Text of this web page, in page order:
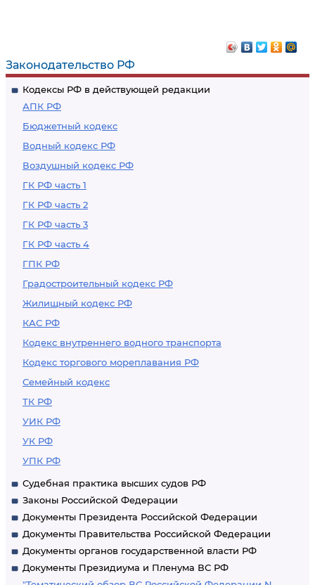
Законодательство РФ
Кодексы РФ в действующей редакции
АПК РФ
Бюджетный кодекс
Водный кодекс РФ
Воздушный кодекс РФ
ГК РФ часть 1
ГК РФ часть 2
ГК РФ часть 3
ГК РФ часть 4
ГПК РФ
Градостроительный кодекс РФ
Жилищный кодекс РФ
КАС РФ
Кодекс внутреннего водного транспорта
Кодекс торгового мореплавания РФ
Семейный кодекс
ТК РФ
УИК РФ
УК РФ
УПК РФ
Судебная практика высших судов РФ
Законы Российской Федерации
Документы Президента Российской Федерации
Документы Правительства Российской Федерации
Документы органов государственной власти РФ
Документы Президиума и Пленума ВС РФ